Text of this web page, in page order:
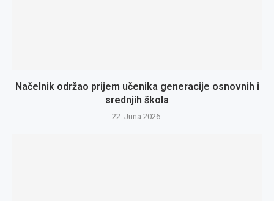
Načelnik održao prijem učenika generacije osnovnih i
srednjih škola
22. Juna 2026.